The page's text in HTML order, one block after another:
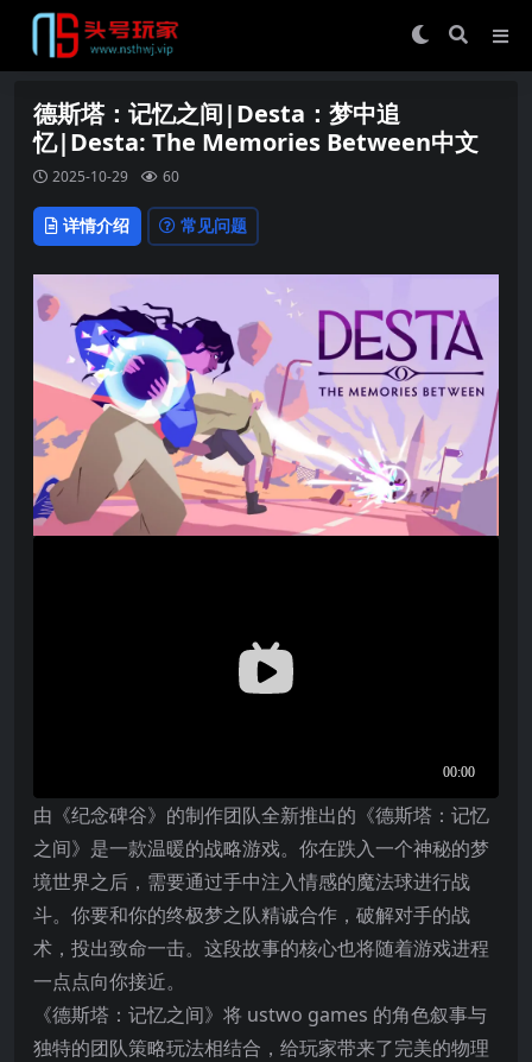
德斯塔：记忆之间|Desta：梦中追
忆|Desta: The Memories Between中文
2025-10-29 60
详情介绍 常见问题
由《纪念碑谷》的制作团队全新推出的《德斯塔：记忆
之间》是一款温暖的战略游戏。你在跌入一个神秘的梦
境世界之后，需要通过手中注入情感的魔法球进行战
斗。你要和你的终极梦之队精诚合作，破解对手的战
术，投出致命一击。这段故事的核心也将随着游戏进程
一点点向你接近。
《德斯塔：记忆之间》将 ustwo games 的角色叙事与
独特的团队策略玩法相结合，给玩家带来了完美的物理